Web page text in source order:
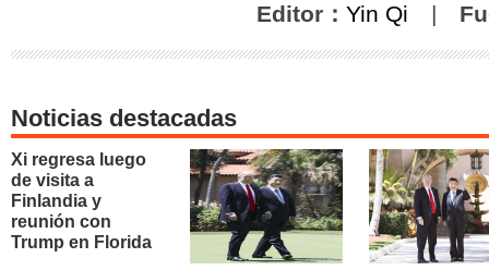
Editor： Yin Qi |
Noticias destacadas
Xi regresa luego
de visita a
Finlandia y
reunión con
Trump en Florida